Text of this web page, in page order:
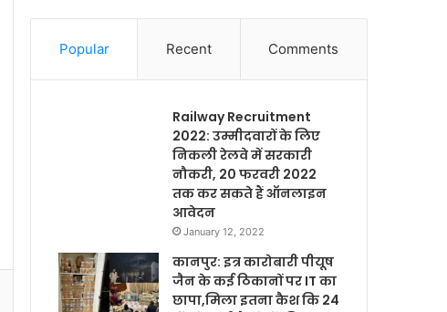
Popular Recent Comments
Railway Recruitment
2022: उम्मीदवारों के लिए
निकली रेलवे में सरकारी
नौकरी, 20 फरवरी 2022
तक कर सकते हैं ऑनलाइन
आवेदन
January 12, 2022
कानपुर: इत्र कारोबारी पीयूष
जैन के कई ठिकानों पर IT का
छापा,मिला इतना कैश कि 24